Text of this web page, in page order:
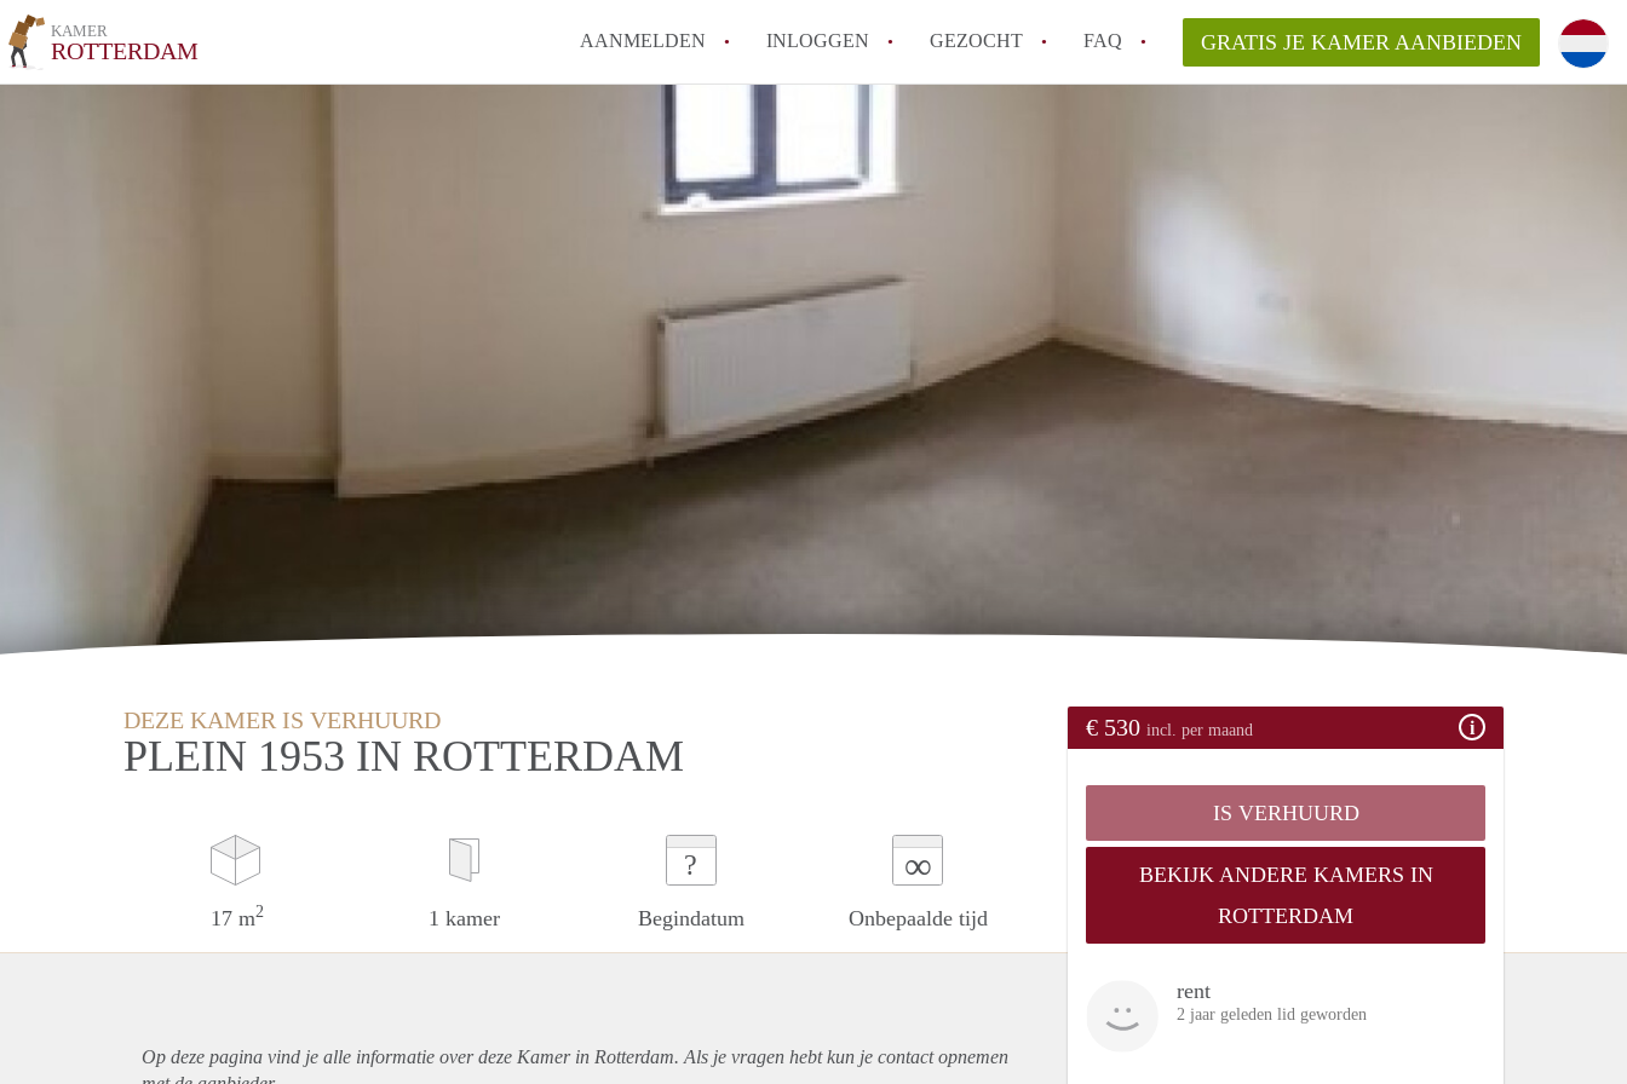
KAMER
ROTTERDAM AANMELDEN INLOGGEN GEZOCHT FAQ
Hoe groot is de kans dat ik snel een kamer vind?
GRATIS JE KAMER AANBIEDEN
DEZE KAMER IS VERHUURD
PLEIN 1953 IN ROTTERDAM
17 m2 1 kamer
?
Begindatum
∞
Onbepaalde tijd
€ 530 incl. per maand
IS VERHUURD
BEKIJK ANDERE KAMERS IN
ROTTERDAM
rent
2 jaar geleden lid geworden
Op deze pagina vind je alle informatie over deze Kamer in Rotterdam. Als je vragen hebt kun je contact opnemen